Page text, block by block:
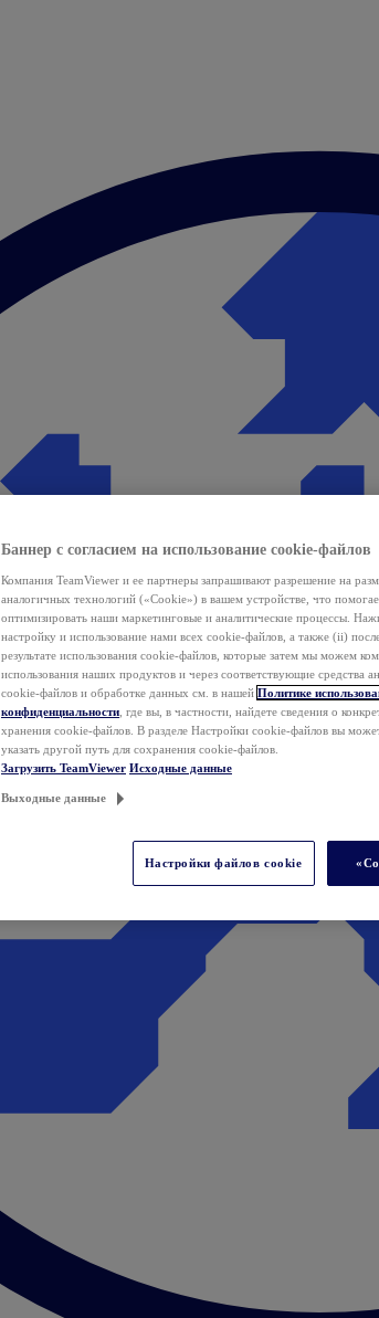
Баннер с согласием на использование cookie-файлов
Компания TeamViewer и ее партнеры запрашивают разрешение на
аналогичных технологий («Cookie») в вашем устройстве, что
оптимизировать наши маркетинговые и аналитические процессы.
настройку и использование нами всех cookie-файлов, а также (ii)
результате использования cookie-файлов, которые затем мы можем
использования наших продуктов и через соответствующие
cookie-файлов и обработке данных см. в нашей Политике
конфиденциальности , где вы, в частности, найдете сведения о
хранения cookie-файлов. В разделе Настройки cookie-файлов вы
указать другой путь для сохранения cookie-файлов.
Загрузить TeamViewer Исходные данные
Выходные данные
Настройки файлов cookie